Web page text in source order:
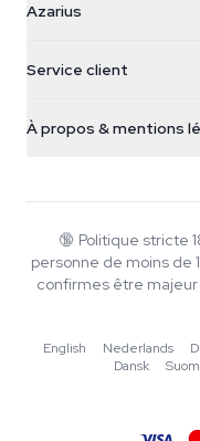
Galvaniweg 11
Nederland
+31(0)204897914
Azarius
Smokeshop
Service client
Politique de retour
Politique de
À propos & mentions
Wiki
Musique
Normes éditoriales
Outils & Calculateurs
🔞 Politique stricte
personne de moins de
confirmes être majeur
English
·Nederlands ·
Dansk
·